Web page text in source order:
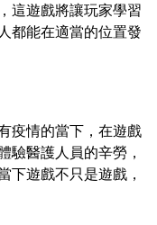
這遊戲將讓玩家學習
都能在適當的位置發
疫情的當下，在遊戲
驗醫護人員的辛勞，
下遊戲不只是遊戲，